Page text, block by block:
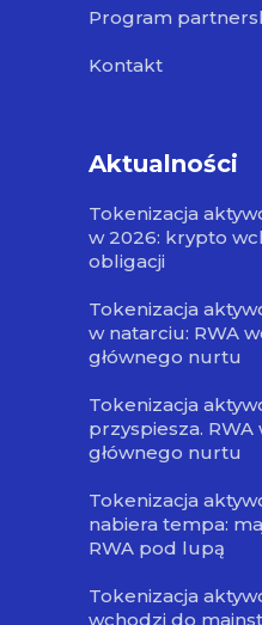
Program
Kontakt
Aktualności
Tokenizacja
w 2026: krypto
obligacji
Tokenizacja
w natarciu: RWA
głównego nurtu
Tokenizacja
przyspiesza.
głównego nurtu
Tokenizacja
nabiera tempa:
RWA pod lupą
Tokenizacja
wchodzi do